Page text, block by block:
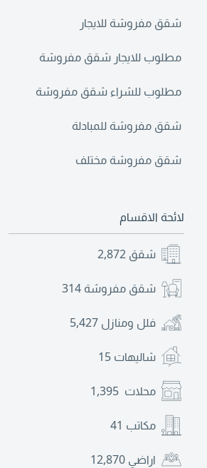
شقق مفروشة للايجار
مطلوب للايجار شقق مفروشة
مطلوب للشراء شقق مفروشة
شقق مفروشة للمبادلة
شقق مفروشة مختلف
لائحة الاقسام
شقق 2,872
شقق مفروشة 314
فلل ومنازل 5,427
شاليهات 15
محلات 1,395
مكاتب 41
اراضي 12,870